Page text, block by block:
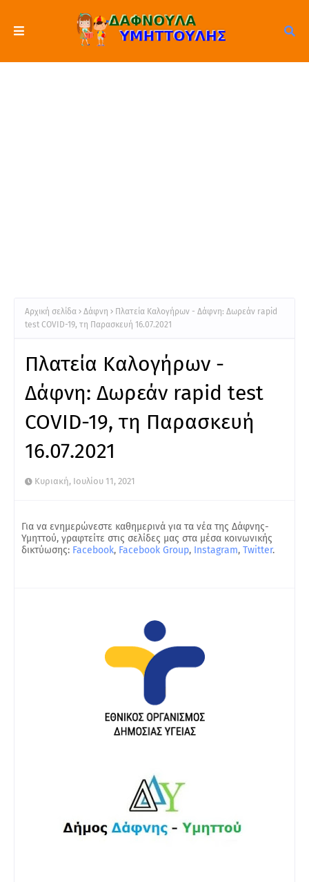
Αρχική σελίδα Δάφνη
Πλατεία Καλογήρων - Δάφνη: Δωρεάν rapid
test COVID-19, τη Παρασκευή 16.07.2021
Πλατεία Καλογήρων -
Δάφνη: Δωρεάν rapid test
COVID-19, τη Παρασκευή
16.07.2021
Κυριακή, Ιουλίου 11, 2021
Για να ενημερώνεστε καθημερινά για τα νέα της Δάφνης-
Υμηττού, γραφτείτε στις σελίδες μας στα μέσα κοινωνικής
δικτύωσης: Facebook, Facebook Group, Instagram, Twitter.